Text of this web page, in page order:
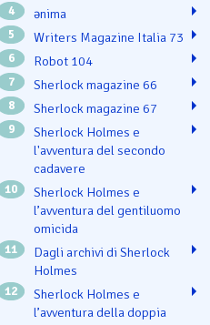
4 ənima
5 Writers Magazine Italia 73
6 Robot 104
7 Sherlock magazine 66
8 Sherlock magazine 67
9
Sherlock Holmes e
l'avventura del secondo
cadavere
10
Sherlock Holmes e
l’avventura del gentiluomo
omicida
11
Dagli archivi di Sherlock
Holmes
12
Sherlock Holmes e
l’avventura della doppia